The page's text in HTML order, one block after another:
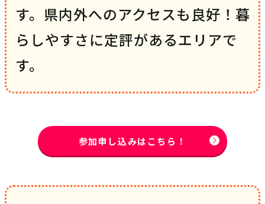
す。県内外へのアクセスも良好！暮
らしやすさに定評があるエリアで
す。
参加申し込みはこちら！